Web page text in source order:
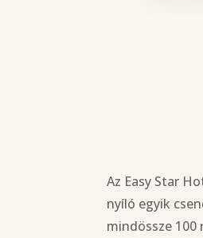
Az Easy Star
nyíló egyik
mindössze